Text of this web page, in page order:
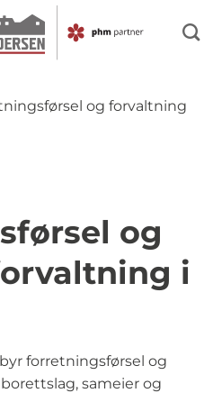
og forvaltning
og
i
forretningsførsel og
sameier og